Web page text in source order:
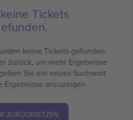
Tickets
keine Tickets gefunden.
zurück, um mehr Ergebnisse
Sie ein neues Suchwort
Ergebnisse anzuzeigen
ZURÜCKSETZEN